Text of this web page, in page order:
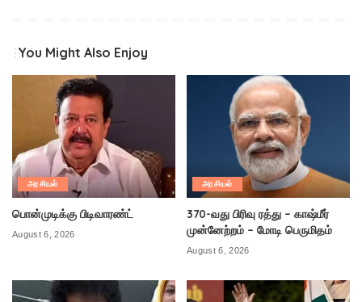
You Might Also Enjoy
அரசியல்
பொன்முடிக்கு பிடிவாரண்ட்
August 6, 2026
அரசியல்
370-வது பிரிவு ரத்து – காஷ்மீர்
முன்னேற்றம் – மோடி பெருமிதம்
August 6, 2026